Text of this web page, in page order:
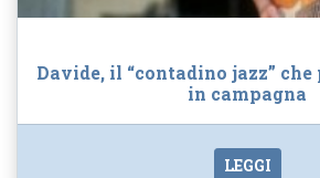
Davide, il “contadino jazz”
in campagna
LEGGI